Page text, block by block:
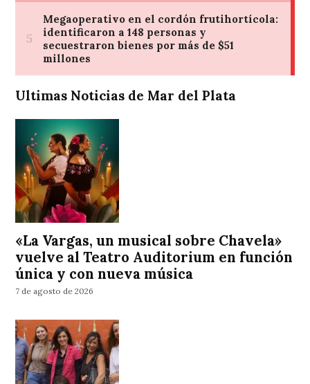
Ultimas Noticias de Mar del Plata
«La Vargas, un musical sobre Chavela»
vuelve al Teatro Auditorium en función
única y con nueva música
7 de agosto de 2026